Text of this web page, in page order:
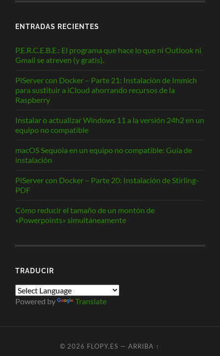
ENTRADAS RECIENTES
P.E.R.C.E.B.E.: El programa que hace lo que ni Outlook ni
Gmail se atreven (y gratis).
PiServer con Docker – Parte 21: Instalación de Immich
para sustituir a iCloud ahorrando recursos de la
Raspberry
Instalar o actualizar Windows 11 a la versión 24h2 en un
equipo no compatible
macOS Sequoia en un equipo no compatible: Guía de
instalación
PiServer con Docker – Parte 20: Instalación de Stirling-
PDF
Cómo reducir el tamaño de un montón de
«Powerpoints» simultáneamente
TRADUCIR
Powered by Translate
© 2026 FLOPY.ES —ARRIBA ↑